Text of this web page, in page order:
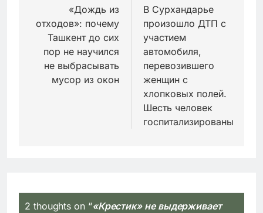
записям
«Дождь из
отходов»: почему
Ташкент до сих
пор не научился
не выбрасывать
мусор из окон
В Сурхандарье
произошло ДТП с
участием
автомобиля,
перевозившего
женщин с
хлопковых полей.
Шесть человек
госпитализированы
2 thoughts on “«Крестик» не выдерживает